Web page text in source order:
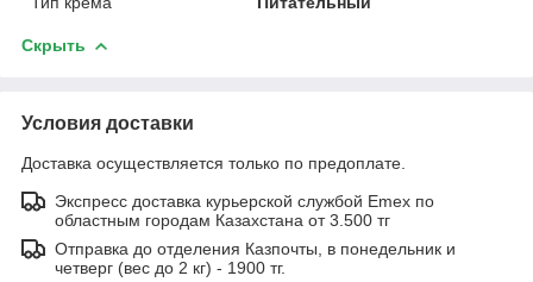
Скрыть
Условия доставки
Доставка осуществляется только по предоплате.
Экспресс доставка курьерской службой Emex по
областным городам Казахстана от 3.500 тг
Отправка до отделения Казпочты, в понедельник и
четверг (вес до 2 кг) - 1900 тг.